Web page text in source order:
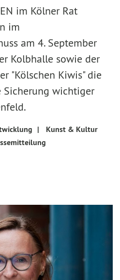
im Kölner Rat
im
am 4. September
Kolbhalle sowie der
"Kölschen Kiwis" die
Sicherung wichtiger
|
Kunst & Kultur